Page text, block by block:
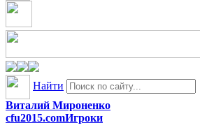
Найти
Виталий Мироненко
cfu2015.comИгроки